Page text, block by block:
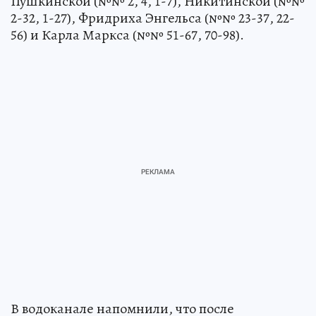
2-32, 1-27), Фридриха Энгельса (№№ 23-37, 22-
56) и Карла Маркса (№№ 51-67, 70-98).
В водоканале напомнили, что после